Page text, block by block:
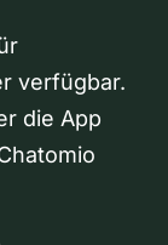
verfügbar.
die App